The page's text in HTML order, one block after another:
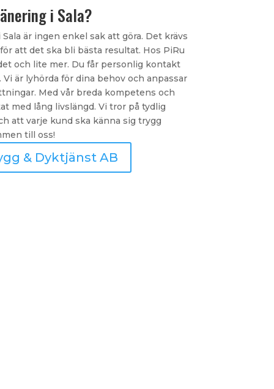
i Sala?
är ingen enkel sak att göra. Det krävs
att det ska bli bästa resultat. Hos PiRu
och lite mer. Du får personlig kontakt
är lyhörda för dina behov och anpassar
Med vår breda kompetens och
med lång livslängd. Vi tror på tydlig
att varje kund ska känna sig trygg
till oss!
& Dyktjänst AB